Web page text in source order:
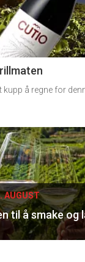
kupp å regne for
AUGUST
til å smake